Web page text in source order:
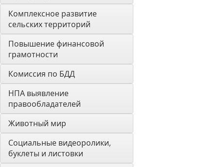
Комплексное развитие
сельских территорий
Повышение финансовой
грамотности
Комиссия по БДД
НПА выявление
правообладателей
Животный мир
Социальные видеоролики,
буклеты и листовки